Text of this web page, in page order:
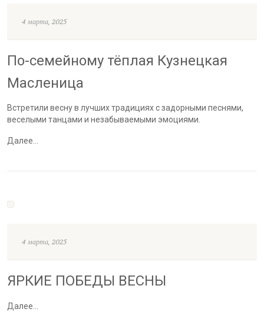
4 марта, 2025
По-семейному тёплая Кузнецкая
Масленица
Встретили весну в лучших традициях с задорными песнями,
веселыми танцами и незабываемыми эмоциями.
Далее…
4 марта, 2025
ЯРКИЕ ПОБЕДЫ ВЕСНЫ
Далее…